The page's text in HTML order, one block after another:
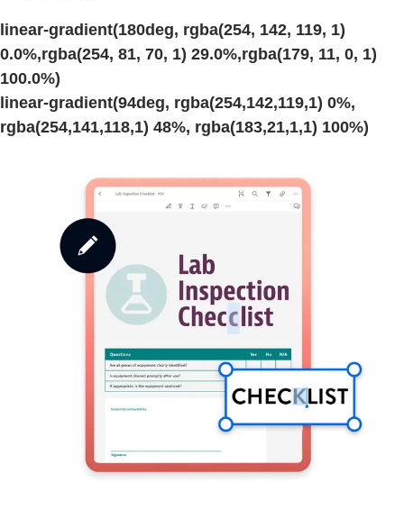
linear-gradient(180deg, rgba(254, 142, 119, 1)
0.0%,rgba(254, 81, 70, 1) 29.0%,rgba(179, 11, 0, 1)
100.0%)
linear-gradient(94deg, rgba(254,142,119,1) 0%,
rgba(254,141,118,1) 48%, rgba(183,21,1,1) 100%)